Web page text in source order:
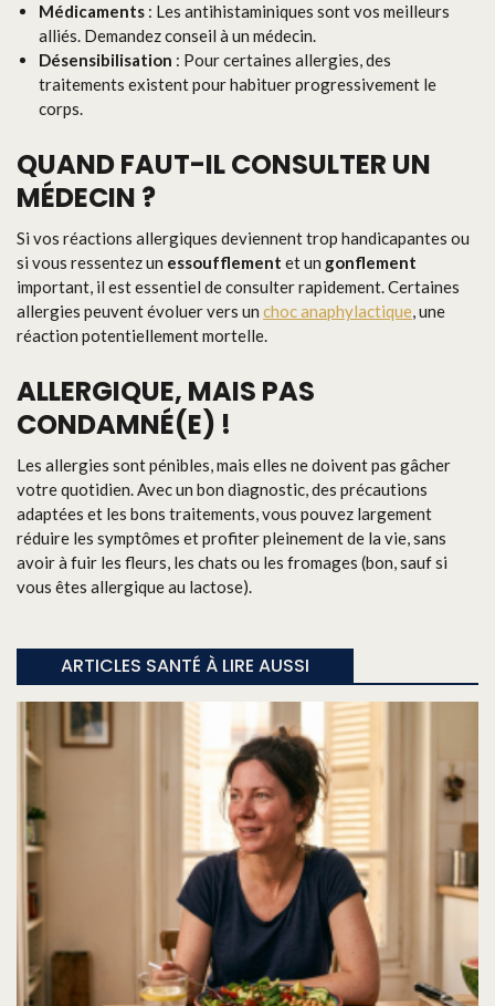
Médicaments : Les antihistaminiques sont vos meilleurs
alliés. Demandez conseil à un médecin.
Désensibilisation : Pour certaines allergies, des
traitements existent pour habituer progressivement le
corps.
QUAND FAUT-IL CONSULTER UN
MÉDECIN ?
Si vos réactions allergiques deviennent trop handicapantes ou
si vous ressentez un essoufflement et un gonflement
important, il est essentiel de consulter rapidement. Certaines
allergies peuvent évoluer vers un choc anaphylactique, une
réaction potentiellement mortelle.
ALLERGIQUE, MAIS PAS
CONDAMNÉ(E) !
Les allergies sont pénibles, mais elles ne doivent pas gâcher
votre quotidien. Avec un bon diagnostic, des précautions
adaptées et les bons traitements, vous pouvez largement
réduire les symptômes et profiter pleinement de la vie, sans
avoir à fuir les fleurs, les chats ou les fromages (bon, sauf si
vous êtes allergique au lactose).
ARTICLES SANTÉ À LIRE AUSSI